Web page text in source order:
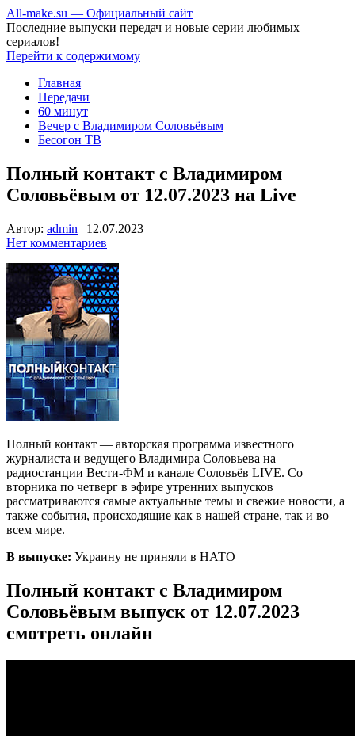
All-make.su — Официальный сайт
Последние выпуски передач и новые серии любимых
сериалов!
Перейти к содержимому
Главная
Передачи
60 минут
Вечер с Владимиром Соловьёвым
Бесогон ТВ
Полный контакт с Владимиром
Соловьёвым от 12.07.2023 на Live
Автор: admin | 12.07.2023
Нет комментариев
Полный контакт — авторская программа известного
журналиста и ведущего Владимира Соловьева на
радиостанции Вести-ФМ и канале Соловьёв LIVE. Со
вторника по четверг в эфире утренних выпусков
рассматриваются самые актуальные темы и свежие новости, а
также события, происходящие как в нашей стране, так и во
всем мире.
В выпуске: Украину не приняли в НАТО
Полный контакт с Владимиром
Соловьёвым выпуск от 12.07.2023
смотреть онлайн